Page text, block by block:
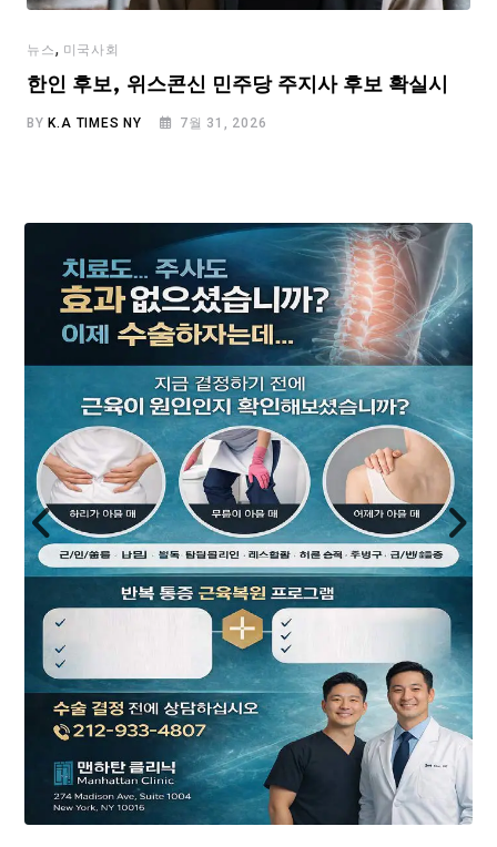
뉴스, 미국사회
한인 후보, 위스콘신 민주당 주지사 후보 확실시
BY K.A TIMES NY 7월 31, 2026